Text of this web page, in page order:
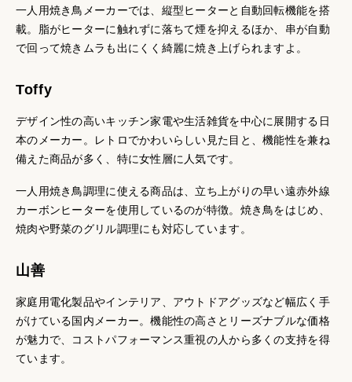
一人用焼き鳥メーカーでは、縦型ヒーターと自動回転機能を搭
載。脂がヒーターに触れずに落ちて煙を抑えるほか、串が自動
で回って焼きムラも出にくく綺麗に焼き上げられますよ。
Toffy
デザイン性の高いキッチン家電や生活雑貨を中心に展開する日
本のメーカー。レトロでかわいらしい見た目と、機能性を兼ね
備えた商品が多く、特に女性層に人気です。
一人用焼き鳥調理に使える商品は、立ち上がりの早い遠赤外線
カーボンヒーターを使用しているのが特徴。焼き鳥をはじめ、
焼肉や野菜のグリル調理にも対応しています。
山善
家庭用電化製品やインテリア、アウトドアグッズなど幅広く手
がけている国内メーカー。機能性の高さとリーズナブルな価格
が魅力で、コストパフォーマンス重視の人から多くの支持を得
ています。